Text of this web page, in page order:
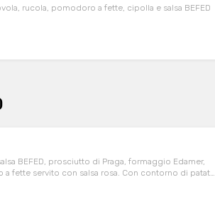
rucola, pomodoro a fette, cipolla e salsa BEFED
BEFED, prosciutto di Praga, formaggio Edamer,
a fette servito con salsa rosa. Con contorno di patate